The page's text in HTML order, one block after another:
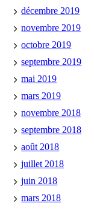
décembre 2019
novembre 2019
octobre 2019
septembre 2019
mai 2019
mars 2019
novembre 2018
septembre 2018
août 2018
juillet 2018
juin 2018
mars 2018